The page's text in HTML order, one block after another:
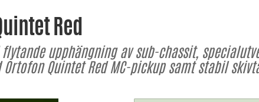
Red
upphängning av sub-chassit,
Quintet Red MC-pickup samt stabil